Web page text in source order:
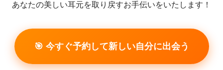
あなたの美しい耳元を取り戻すお手伝いをいたします！
🎯 今すぐ予約して新しい自分に出会う